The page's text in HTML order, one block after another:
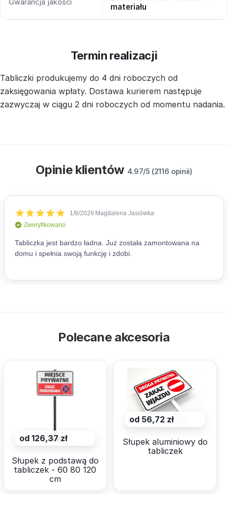
materiału
Termin realizacji
Tabliczki produkujemy do 4 dni roboczych od
zaksięgowania wpłaty. Dostawa kurierem następuje
zazwyczaj w ciągu 2 dni roboczych od momentu nadania.
Opinie klientów 4.97/5 (2116 opinii)
Polecane akcesoria
od 126,37 zł
Słupek z podstawą do
tabliczek - 60 80 120
cm
od 56,72 zł
Słupek aluminiowy do
tabliczek